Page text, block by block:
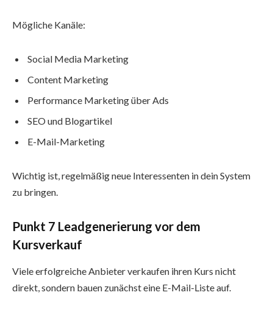
Mögliche Kanäle:
Social Media Marketing
Content Marketing
Performance Marketing über Ads
SEO und Blogartikel
E-Mail-Marketing
Wichtig ist, regelmäßig neue Interessenten in dein System
zu bringen.
Punkt 7 Leadgenerierung vor dem
Kursverkauf
Viele erfolgreiche Anbieter verkaufen ihren Kurs nicht
direkt, sondern bauen zunächst eine E-Mail-Liste auf.